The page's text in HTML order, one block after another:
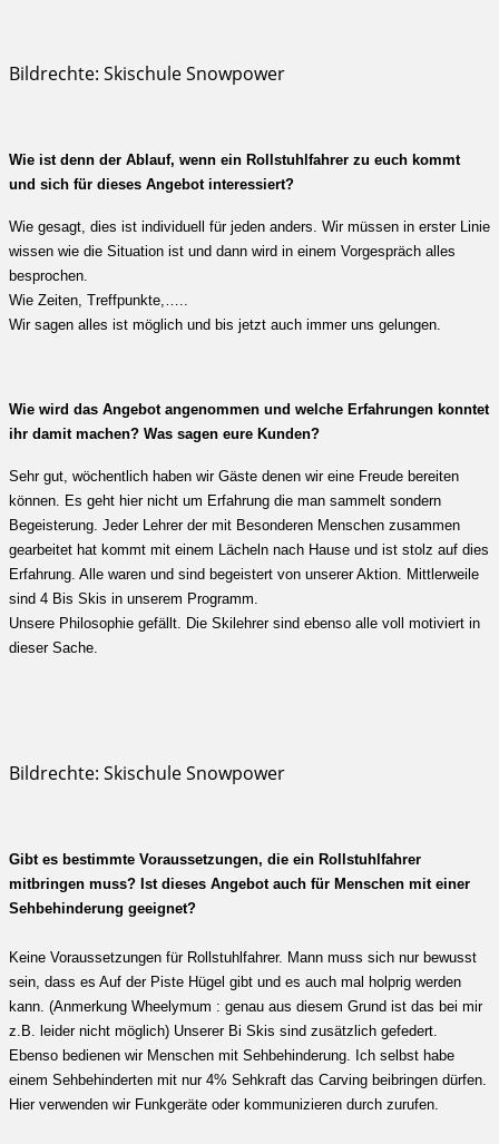
Bildrechte: Skischule Snowpower
Wie ist denn der Ablauf, wenn ein Rollstuhlfahrer zu euch kommt
und sich für dieses Angebot interessiert?
Wie gesagt, dies ist individuell für jeden anders. Wir müssen in erster Linie
wissen wie die Situation ist und dann wird in einem Vorgespräch alles
besprochen.
Wie Zeiten, Treffpunkte,…..
Wir sagen alles ist möglich und bis jetzt auch immer uns gelungen.
Wie wird das Angebot angenommen und welche Erfahrungen konntet
ihr damit machen? Was sagen eure Kunden?
Sehr gut, wöchentlich haben wir Gäste denen wir eine Freude bereiten
können. Es geht hier nicht um Erfahrung die man sammelt sondern
Begeisterung. Jeder Lehrer der mit Besonderen Menschen zusammen
gearbeitet hat kommt mit einem Lächeln nach Hause und ist stolz auf dies
Erfahrung. Alle waren und sind begeistert von unserer Aktion. Mittlerweile
sind 4 Bis Skis in unserem Programm.
Unsere Philosophie gefällt. Die Skilehrer sind ebenso alle voll motiviert in
dieser Sache.
Bildrechte: Skischule Snowpower
Gibt es bestimmte Voraussetzungen, die ein Rollstuhlfahrer
mitbringen muss? Ist dieses Angebot auch für Menschen mit einer
Sehbehinderung geeignet?
Keine Voraussetzungen für Rollstuhlfahrer. Mann muss sich nur bewusst
sein, dass es Auf der Piste Hügel gibt und es auch mal holprig werden
kann. (Anmerkung Wheelymum : genau aus diesem Grund ist das bei mir
z.B. leider nicht möglich) Unserer Bi Skis sind zusätzlich gefedert.
Ebenso bedienen wir Menschen mit Sehbehinderung. Ich selbst habe
einem Sehbehinderten mit nur 4% Sehkraft das Carving beibringen dürfen.
Hier verwenden wir Funkgeräte oder kommunizieren durch zurufen.